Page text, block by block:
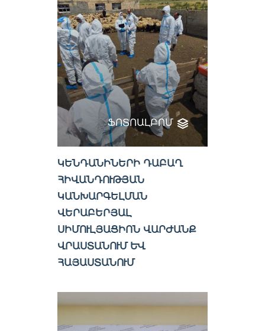
ՖՈՏՈԱԼԲՈՄ
ԿԵՆԴԱՆԻՆԵՐԻ ԴԱԲԱՂ
ՀԻՎԱՆԴՈՒԹՅԱՆ
ԿԱՆԽԱՐԳԵԼՄԱՆ
ՎԵՐԱԲԵՐՅԱԼ
ՍԻՄՈՒԼՅԱՑԻՈՆ ՎԱՐԺԱՆՔ
ՎՐԱՍՏԱՆՈՒՄ ԵՎ
ՀԱՅԱՍՏԱՆՈՒՄ